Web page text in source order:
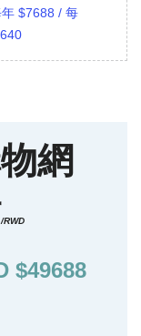
$7688 / 每
網
/RWD
$49688